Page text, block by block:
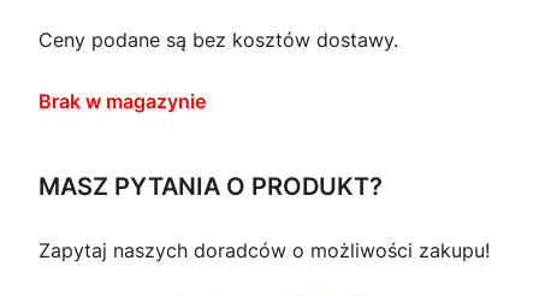
Ceny podane są bez kosztów dostawy.
Brak w magazynie
MASZ PYTANIA O PRODUKT?
Zapytaj naszych doradców o możliwości zakupu!